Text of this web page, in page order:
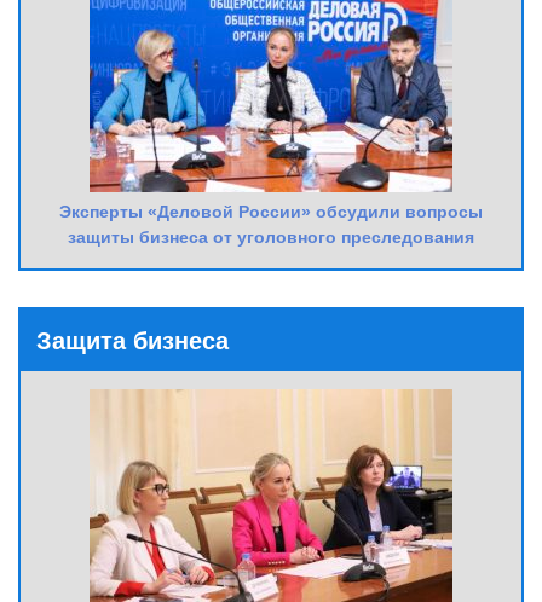
Эксперты «Деловой России» обсудили вопросы
защиты бизнеса от уголовного преследования
Защита бизнеса